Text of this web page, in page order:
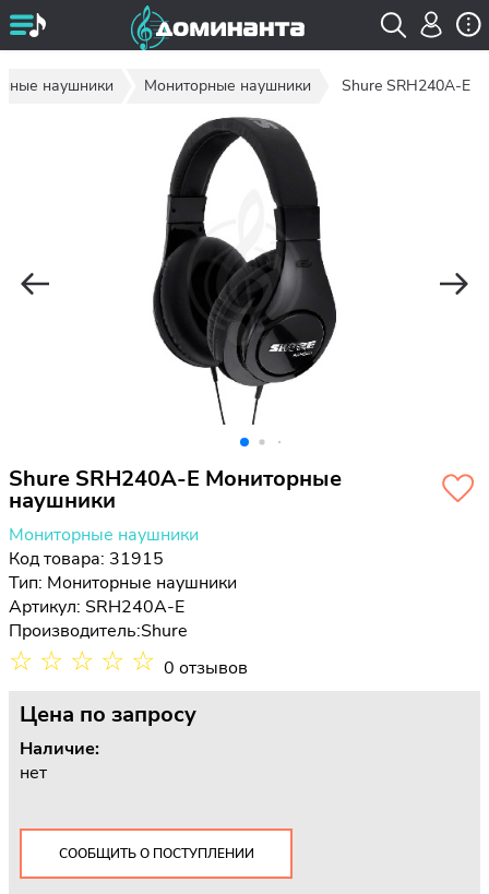
наушники Мониторные наушники Shure SRH240A-E
Shure SRH240A-E Мониторные
наушники
Мониторные наушники
Код товара: 31915
Тип: Мониторные наушники
Артикул: SRH240A-E
Производитель:Shure
☆ ☆ ☆ ☆ ☆ 0 отзывов
Цена по запросу
Наличие:
нет
СООБЩИТЬ О ПОСТУПЛЕНИИ